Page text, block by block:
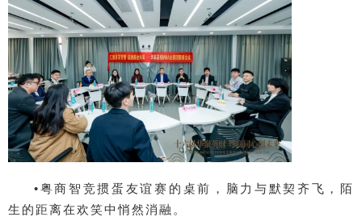
•粤商智竞掼蛋 友谊赛的桌前，脑力与默契齐飞，陌
生的距离在欢笑中悄然消融。